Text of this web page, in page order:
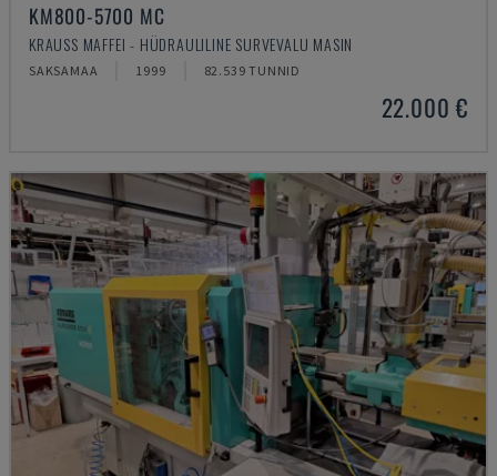
KM800-5700 MC
KRAUSS MAFFEI - HÜDRAULILINE SURVEVALU MASIN
SAKSAMAA 1999 82.539 TUNNID
22.000 €